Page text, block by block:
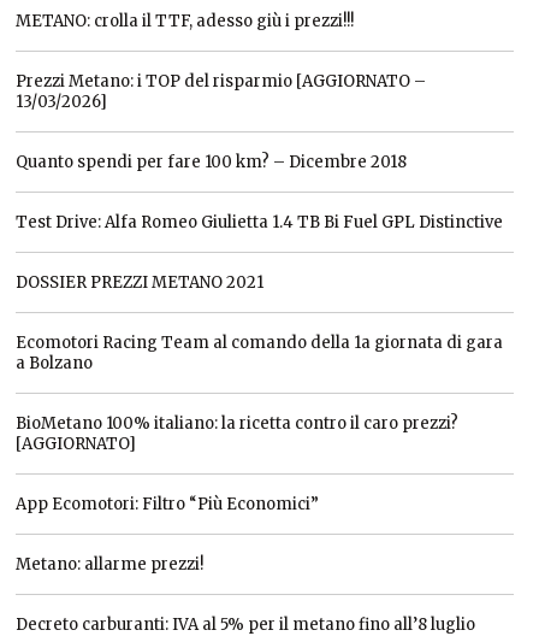
METANO: crolla il TTF, adesso giù i prezzi!!!
Prezzi Metano: i TOP del risparmio [AGGIORNATO –
13/03/2026]
Quanto spendi per fare 100 km? – Dicembre 2018
Test Drive: Alfa Romeo Giulietta 1.4 TB Bi Fuel GPL Distinctive
DOSSIER PREZZI METANO 2021
Ecomotori Racing Team al comando della 1a giornata di gara
a Bolzano
BioMetano 100% italiano: la ricetta contro il caro prezzi?
[AGGIORNATO]
App Ecomotori: Filtro “Più Economici”
Metano: allarme prezzi!
Decreto carburanti: IVA al 5% per il metano fino all’8 luglio